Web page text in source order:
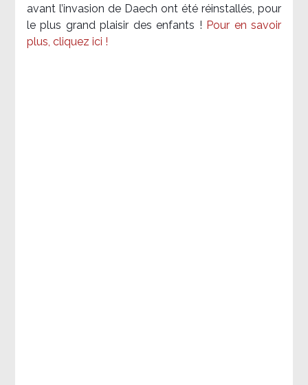
avant l’invasion de Daech ont été réinstallés, pour
le plus grand plaisir des enfants ! Pour en savoir
plus, cliquez ici !